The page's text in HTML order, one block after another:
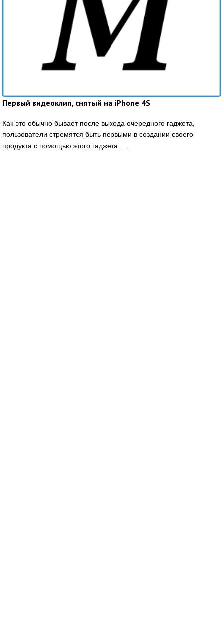
Первый видеоклип, снятый на iPhone 4S
Как это обычно бывает после выхода очередного гаджета,
пользователи стремятся быть первыми в создании своего
продукта с помощью этого гаджета. …